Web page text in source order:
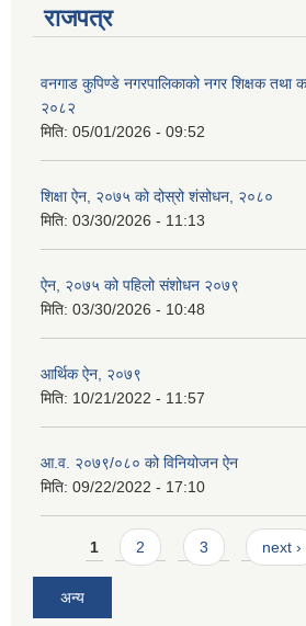
राजपत्र
वनगाड कुपिण्डे नगरपालिकाको नगर शिक्षक तथा
२०८२
मिति: 05/01/2026 - 09:52
शिक्षा ऐन, २०७५ को दोस्रो शंसोधन, २०८०
मिति: 03/30/2026 - 11:13
ऐन, २०७५ को पहिलो संशोधन २०७९
मिति: 03/30/2026 - 10:48
आर्थिक ऐन, २०७९
मिति: 10/21/2022 - 11:57
आ.व. २०७९/०८० को विनियोजन ऐन
मिति: 09/22/2022 - 17:10
Pages
1 2 3 next ›
अन्य